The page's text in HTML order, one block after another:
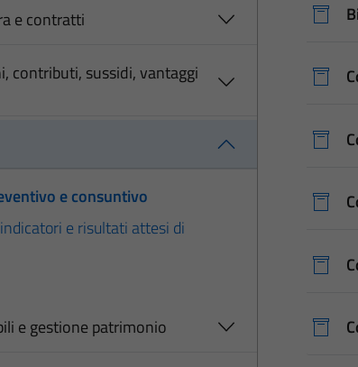
e contratti
contributi, sussidi, vantaggi
e consuntivo
e risultati attesi di
e gestione patrimonio